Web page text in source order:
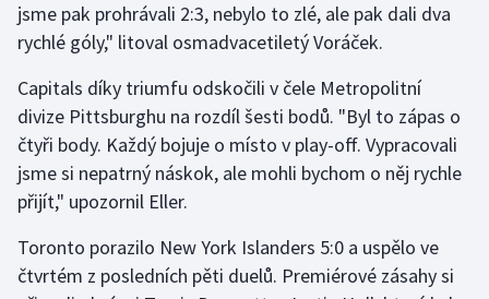
Volejbal
Ostatní
jsme pak prohrávali 2:3, nebylo to zlé, ale pak dali dva
rychlé góly," litoval osmadvacetiletý Voráček.
Capitals díky triumfu odskočili v čele Metropolitní
divize Pittsburghu na rozdíl šesti bodů. "Byl to zápas o
čtyři body. Každý bojuje o místo v play-off. Vypracovali
jsme si nepatrný náskok, ale mohli bychom o něj rychle
přijít," upozornil Eller.
Toronto porazilo New York Islanders 5:0 a uspělo ve
čtvrtém z posledních pěti duelů. Premiérové zásahy si